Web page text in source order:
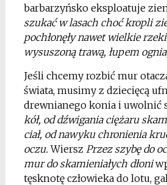
barbarzyńsko eksploatuje
szukać w lasach choć kropli
pochłonęły nawet wielkie
wysuszoną trawą, łupem
Jeśli chcemy rozbić mur
świata, musimy z dziecięcą
drewnianego konia i uwolnić
kół, od dźwigania ciężaru
ciał, od nawyku chronienia
oczu. Wiersz Przez szybę do
mur do skamieniałych dłoni
tęsknotę człowieka do lotu,